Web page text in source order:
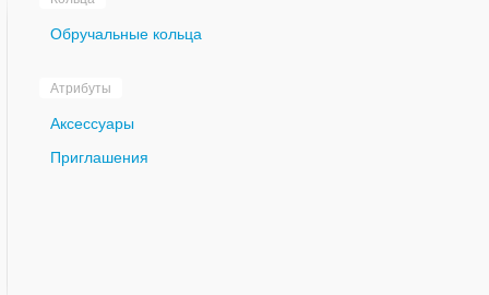
Обручальные кольца
Атрибуты
Аксессуары
Приглашения